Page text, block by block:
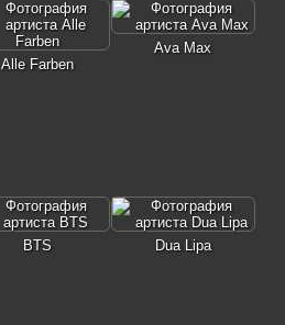
Alle Farben
Ava Max
BTS Dua Lipa